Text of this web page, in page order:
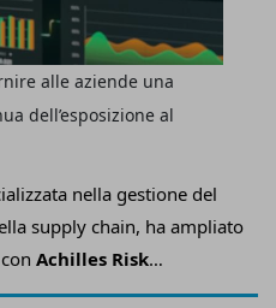
nella gestione del
supply chain, ha ampliato
Achilles Risk
disupplier intelligence
alle aziende una
dell’esposizione al